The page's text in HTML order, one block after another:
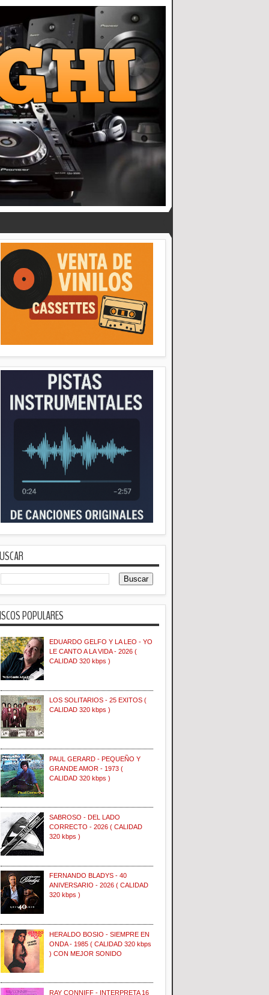
POPULARES
EDUARDO GELFO Y LA LEO - YO
LE CANTO A LA VIDA - 2026 (
CALIDAD 320 kbps )
LOS SOLITARIOS - 25 EXITOS (
CALIDAD 320 kbps )
PAUL GERARD - PEQUEÑO Y
GRANDE AMOR - 1973 (
CALIDAD 320 kbps )
SABROSO - DEL LADO
CORRECTO - 2026 ( CALIDAD
320 kbps )
FERNANDO BLADYS - 40
ANIVERSARIO - 2026 ( CALIDAD
320 kbps )
HERALDO BOSIO - SIEMPRE EN
ONDA - 1985 ( CALIDAD 320 kbps
) CON MEJOR SONIDO
RAY CONNIFF - INTERPRETA 16